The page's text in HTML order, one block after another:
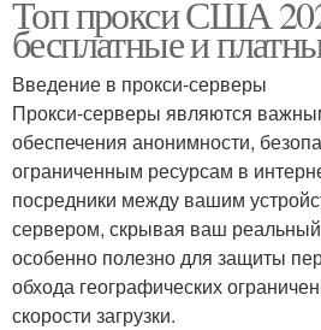
Топ прокси США
бесплатные и
Введение в прокси-серверы
Прокси-серверы являются
обеспечения анонимности,
ограниченным ресурсам в
посредники между вашим
сервером, скрывая ваш
особенно полезно для защиты
обхода географических
скорости загрузки.